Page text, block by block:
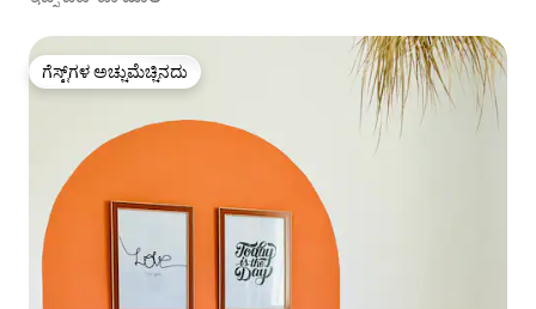
ಗೆಸ್ಟ್‌ಗಳ ಅಚ್ಚುಮೆಚ್ಚಿನದು
ಗೆಸ್ಟ್‌ಗಳ ಅಚ್ಚುಮೆಚ್ಚಿನದು